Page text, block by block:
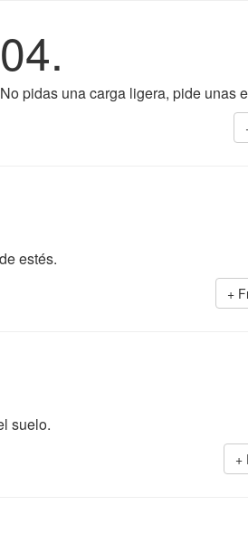
04.
No pidas una carga ligera, pide unas
estés.
+
suelo.
+